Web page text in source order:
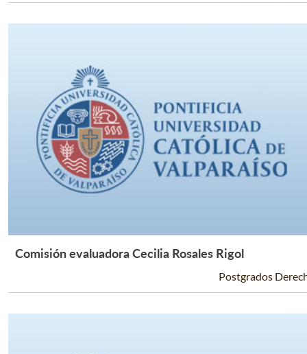
Leer Más +
Comisión evaluadora Cecilia Rosales Rigol
Postgrados